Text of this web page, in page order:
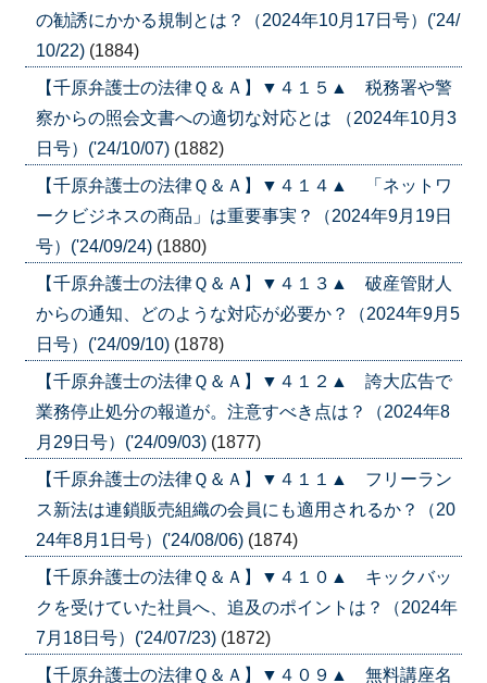
の勧誘にかかる規制とは？（2024年10月17日号）('24/
10/22) (1884)
【千原弁護士の法律Ｑ＆Ａ】▼４１５▲ 税務署や警
察からの照会文書への適切な対応とは （2024年10月3
日号）('24/10/07) (1882)
【千原弁護士の法律Ｑ＆Ａ】▼４１４▲ 「ネットワ
ークビジネスの商品」は重要事実？（2024年9月19日
号）('24/09/24) (1880)
【千原弁護士の法律Ｑ＆Ａ】▼４１３▲ 破産管財人
からの通知、どのような対応が必要か？（2024年9月5
日号）('24/09/10) (1878)
【千原弁護士の法律Ｑ＆Ａ】▼４１２▲ 誇大広告で
業務停止処分の報道が。注意すべき点は？（2024年8
月29日号）('24/09/03) (1877)
【千原弁護士の法律Ｑ＆Ａ】▼４１１▲ フリーラン
ス新法は連鎖販売組織の会員にも適用されるか？（20
24年8月1日号）('24/08/06) (1874)
【千原弁護士の法律Ｑ＆Ａ】▼４１０▲ キックバッ
クを受けていた社員へ、追及のポイントは？（2024年
7月18日号）('24/07/23) (1872)
【千原弁護士の法律Ｑ＆Ａ】▼４０９▲ 無料講座名